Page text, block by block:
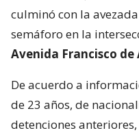
culminó con la
semáforo en la
Avenida Francisco de
De acuerdo a
de 23 años, de
detenciones